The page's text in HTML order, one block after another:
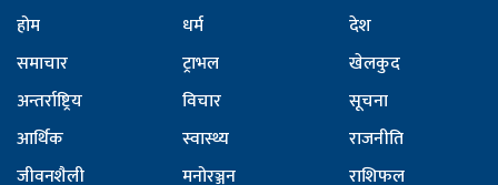
होम
समाचार
अन्तर्राष्ट्रिय
आर्थिक
जीवनशैली
धर्म
ट्राभल
विचार
स्वास्थ्य
मनोरञ्जन
देश
खेलकुद
सूचना
राजनीति
राशिफल